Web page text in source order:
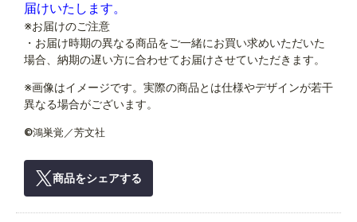
届けいたします。
※お届けのご注意
・お届け時期の異なる商品をご一緒にお買い求めいただいた
場合、納期の遅い方に合わせてお届けさせていただきます。
※画像はイメージです。実際の商品とは仕様やデザインが若干
異なる場合がございます。
©鴻巣覚／芳文社
商品をシェアする